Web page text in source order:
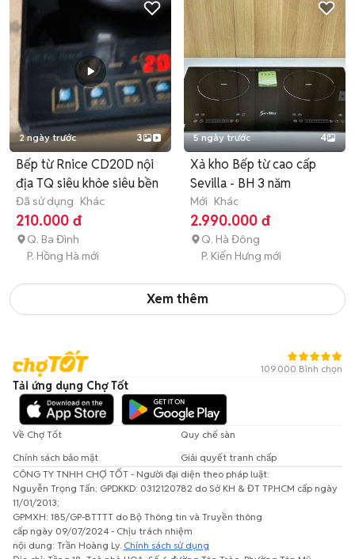
2 ngày trước 3
Bếp từ Rnice CD20D nội
địa TQ siêu khỏe siêu bền
Đã sử dụng Khác
210.000 đ
Q. Ba Đình
P. Hồng Hà mới
5 ngày trước 4
Xả kho Bếp từ cao cấp
Sevilla - BH 3 năm
Mới Khác
2.990.000 đ
Q. Hà Đông
P. Kiến Hưng mới
Xem thêm
109.000 Bình chọn
Tải ứng dụng Chợ Tốt
Về Chợ Tốt
Quy chế sàn
Chính sách bảo mật
Giải quyết tranh chấp
CÔNG TY TNHH CHỢ TỐT - Người đại diện theo pháp luật:
Nguyễn Trọng Tấn; GPDKKD: 0312120782 do Sở KH & ĐT TP.HCM cấp ngày
11/01/2013;
GPMXH: 185/GP-BTTTT do Bộ Thông tin và Truyền thông
cấp ngày 09/07/2024 - Chịu trách nhiệm
nội dung: Trần Hoàng Ly. Chính sách sử dụng